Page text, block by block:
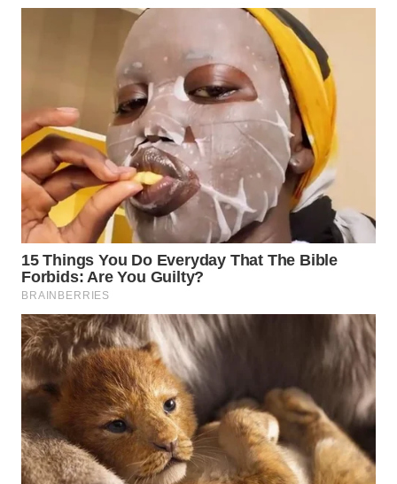
TRAVEL
WAHANA
TV
WAHANANEWS
WAHANANEWS
CO ID
WAHANANEWS
NET
WAHANA
SPORT